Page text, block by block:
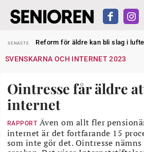
SENASTE
Reform för äldre kan bli slag i
SENASTE
Dom öppnar för rätt till
SENASTE
Liten höjning av garantipensionen
SENASTE
Sven Hagströmer sommarpratar
SENASTE
Reform för äldre kan bli slag i luften
SVENSKARNA OCH INTERNET 2023
Ointresse får äldre
internet
RAPPORT Även om allt fler
internet är det fortfarande 15
som inte gör det. Ointresse